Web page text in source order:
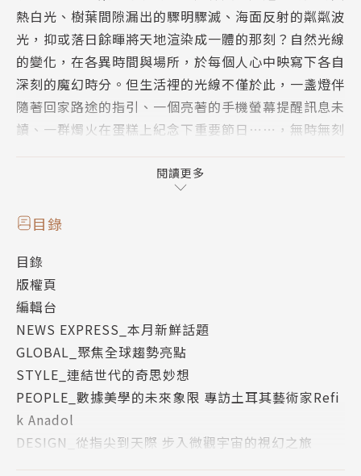
熱白光、樹葉間隙漏出的驟明驟滅、海面反射的粼粼波
光，抑或落日餘暉將天地渲染成一體的那刻？自然光線
的變化，在各異時間與場所，於每個人心中映寫下各自
深刻的魔幻時分。但生活裡的光線不僅於此，一盞燈伴
隨著回家路途的指引、一個亮著的手機螢幕提醒訊息未
讀、一群燭火在蛋糕上紀念下重要節日⋯⋯，無時無刻
裡的名場面，會記得發生了什麼事，也記得當下的光景
是什麼。自然或人工、有形或無形，光是客觀也是主觀
的存在，觸發人類感知與探索世界的雷達。
專題將從一盞燈開始，展開一場以光為指引的靈感旅
程。燈具、時尚、空間設計師如何發現與看待生活中的
光？調光師、燈光設計師、光節策展人，這些與光工作
的人們是如何掌控光線？而光在視覺與科技藝術創作
裡，是怎麼被轉化與詮釋？攝影師們又是何以拍出不同
於人眼所見的光感？文章裡談光，也談生命裡每一個記
得的光與影，更談創作裡每一個找到靈光的過程。原來
靈光並非突然乍現，而是本就散落在生活裡的靈感片
刻，等待你我察覺它的光芒。
閱讀更多
目錄
目錄
版權頁
編輯台
NEWS EXPRESS_本月新鮮話題
GLOBAL_聚焦全球趨勢亮點
STYLE_連結世代的奇思妙想
PEOPLE_數據美學的未來象限 專訪土耳其藝術家Refi
k Anadol
DESIGN_從指尖到天際 步入微觀宇宙的視幻之旅